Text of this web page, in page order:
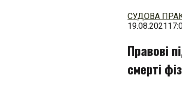
СУДОВА
19.08.2021
Правові
смерті